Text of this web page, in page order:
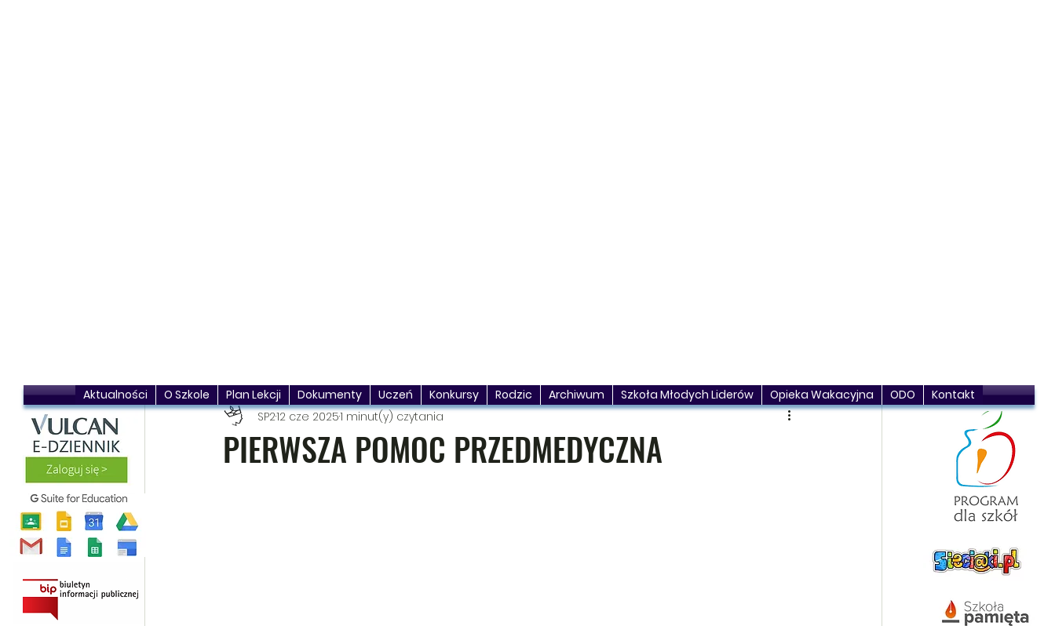
PIERWSZA POMOC PRZEDMEDYCZNA
SP212 cze 20251 minut(y) czytania
Aktualności O Szkole Plan Lekcji Dokumenty Uczeń Konkursy Rodzic Archiwum Szkoła Młodych Liderów Opieka Wakacyjna ODO Kontakt